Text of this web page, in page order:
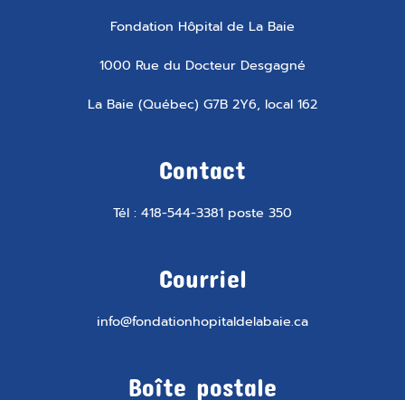
Fondation Hôpital de La Baie
1000 Rue du Docteur Desgagné
La Baie (Québec) G7B 2Y6, local 162
Contact
Tél : 418-544-3381 poste 350
Courriel
info@fondationhopitaldelabaie.ca
Boîte postale